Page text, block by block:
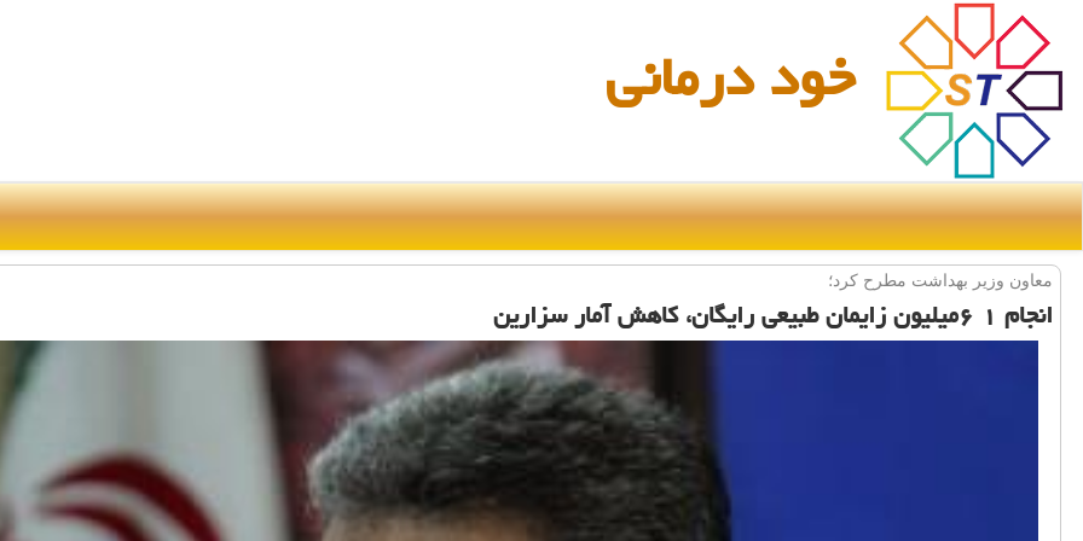
خود درمانی
معاون وزیر بهداشت مطرح كرد؛
انجام ۱ ۶میلیون زایمان طبیعی رایگان، كاهش آمار سزارین